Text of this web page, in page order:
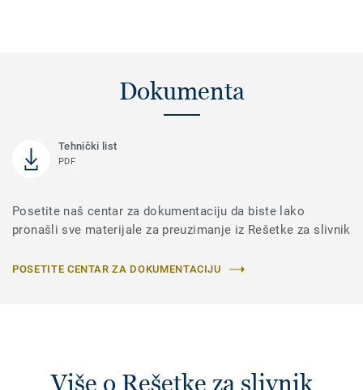
Dokumenta
Tehnički list
PDF
Posetite naš centar za dokumentaciju da biste lako
pronašli sve materijale za preuzimanje iz Rešetke za slivnik
POSETITE CENTAR ZA DOKUMENTACIJU
Više o Rešetke za slivnik